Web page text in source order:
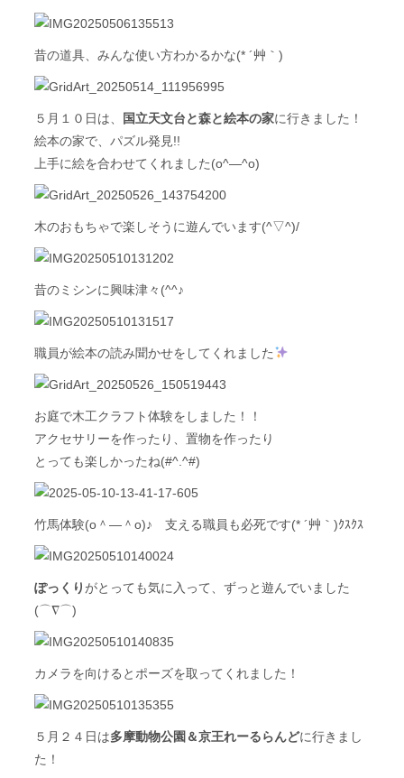
昔の道具、みんな使い方わかるかな(* ´艸｀)
５月１０日は、 国立天文台と森と絵本の家に行きました！
絵本の家で、パズル発見!!
上手に絵を合わせてくれました(o^―^o)
木のおもちゃで楽しそうに遊んでいます(^▽^)/
昔のミシンに興味津々(^^♪
職員が絵本の読み聞かせをしてくれました
お庭で木工クラフト体験をしました！！
アクセサリーを作ったり、置物を作ったり
とっても楽しかったね(#^.^#)
竹馬体験(o＾―＾o)♪ 支える職員も必死です(* ´艸｀)ｸｽｸｽ
ぽっくり がとっても気に入って、ずっと遊んでいました
(⌒∇⌒)
カメラを向けるとポーズを取ってくれました！
５月２４日は多摩動物公園＆京王れーるらんどに行きまし
た！